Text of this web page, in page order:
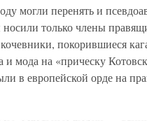
могли перенять и
только члены
покорившиеся
мода на «прическу
в европейской орде на